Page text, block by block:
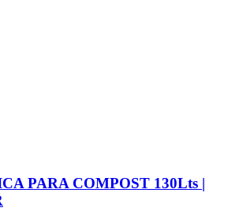
PARA COMPOST 130Lts |